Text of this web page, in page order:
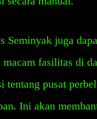
Seminyak juga
macam fasilitas di
tentang pusat
Ini akan